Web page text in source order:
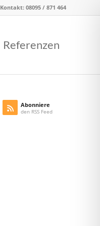
Kontakt: 08095 / 871 464
Referenzen
Abonniere
den RSS Feed